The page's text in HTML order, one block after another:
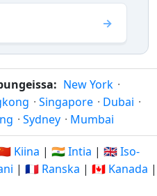
New York ·
· Singapore · Dubai ·
· Sydney · Mumbai
Kiina | 🇮🇳 Intia | 🇬🇧 Iso-
| 🇫🇷 Ranska | 🇨🇦 Kanada |